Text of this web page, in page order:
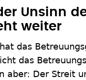
Unsinn
weiter
das
das
aber: Der Streit